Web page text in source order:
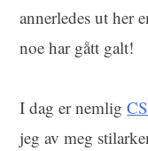
annerledes ut her
noe har gått galt!
I dag er nemlig
jeg av meg